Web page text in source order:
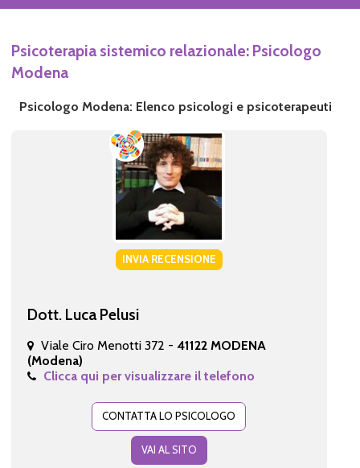
Psicoterapia sistemico relazionale: Psicologo
Modena
Psicologo Modena: Elenco psicologi e psicoterapeuti
INVIA RECENSIONE
Dott. Luca Pelusi
Viale Ciro Menotti 372 - 41122 MODENA
(Modena)
Clicca qui per visualizzare il telefono
CONTATTA LO PSICOLOGO
VAI AL SITO